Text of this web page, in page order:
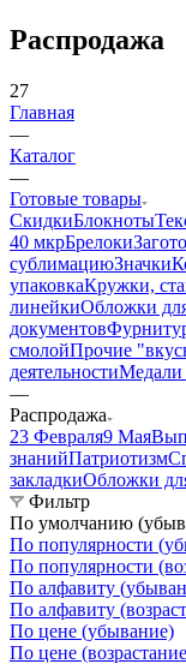
Распродажа
27
Главная
—
Каталог
—
Готовые товары
СкидкиБлокноты
40 мкрБрелоки
сублимациюЗначки
упаковкаКружки,
линейкиОбложки
документов
смолойПрочие
деятельностиМедали
—
Распродажа
23 Февраля9 Мая
знанийПатриотизм
закладкиОбложки
Фильтр
По умолчанию
По популярности
По популярности
По алфавиту
По алфавиту
По цене (убывание)
По цене